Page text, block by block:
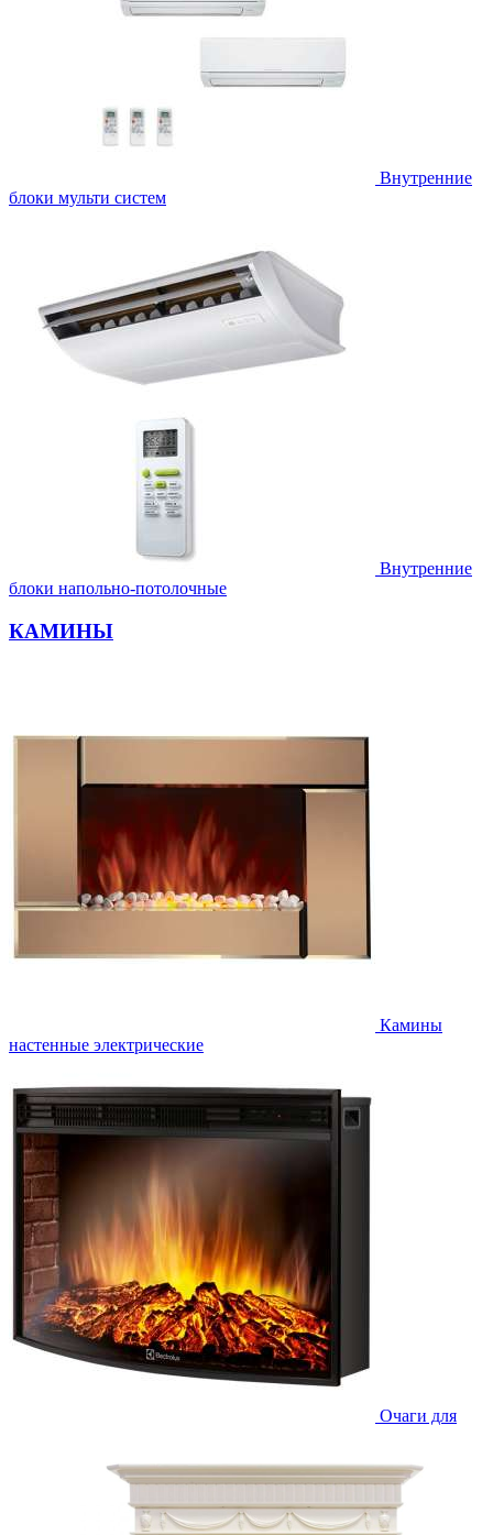
Внутренние
блоки мульти систем
Внутренние
блоки напольно-потолочные
КАМИНЫ
Камины
настенные электрические
Очаги для